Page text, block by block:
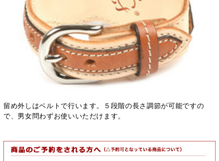
留め外しはベルトで行います。５段階の長さ調節が可能ですの
で、男女問わずお使いいただけます。